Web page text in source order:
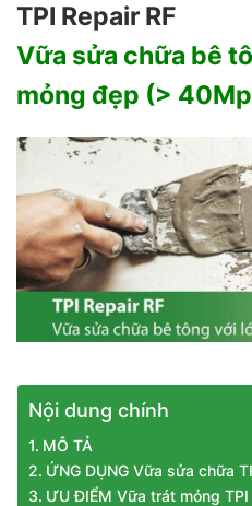
TPI Repair RF
Vữa sửa chữa bê
mỏng đẹp (>
Nội dung chính
MÔ TẢ
ỨNG DỤNG Vữa sửa chữa
ƯU ĐIỂM Vữa trát mỏng TPI